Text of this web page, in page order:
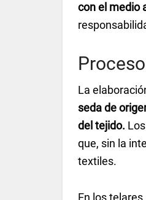
con el medio
La
seda de
del tejido.
que, sin la
textiles.